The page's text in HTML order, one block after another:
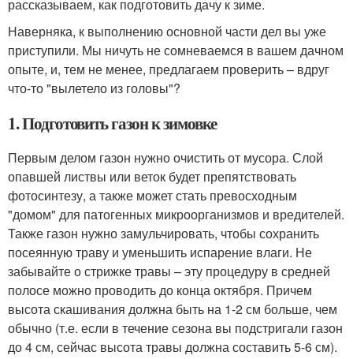
рассказываем, как подготовить дачу к зиме.
Наверняка, к выполнению основной части дел вы уже
приступили. Мы ничуть не сомневаемся в вашем дачном
опыте, и, тем не менее, предлагаем проверить – вдруг
что-то "вылетело из головы"?
1. Подготовить газон к зимовке
Первым делом газон нужно очистить от мусора. Слой
опавшей листвы или веток будет препятствовать
фотосинтезу, а также может стать превосходным
"домом" для патогенных микроорганизмов и вредителей.
Также газон нужно замульчировать, чтобы сохранить
посеянную траву и уменьшить испарение влаги. Не
забывайте о стрижке травы – эту процедуру в средней
полосе можно проводить до конца октября. Причем
высота скашивания должна быть на 1-2 см больше, чем
обычно (т.е. если в течение сезона вы подстригали газон
до 4 см, сейчас высота травы должна составить 5-6 см).